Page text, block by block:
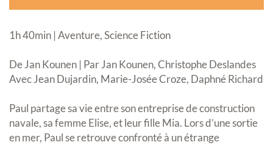
1h 40min | Aventure, Science Fiction
De Jan Kounen | Par Jan Kounen, Christophe Deslandes
Avec Jean Dujardin, Marie-Josée Croze, Daphné Richard
Paul partage sa vie entre son entreprise de construction
navale, sa femme Elise, et leur fille Mia. Lors d’une sortie
en mer, Paul se retrouve confronté à un étrange